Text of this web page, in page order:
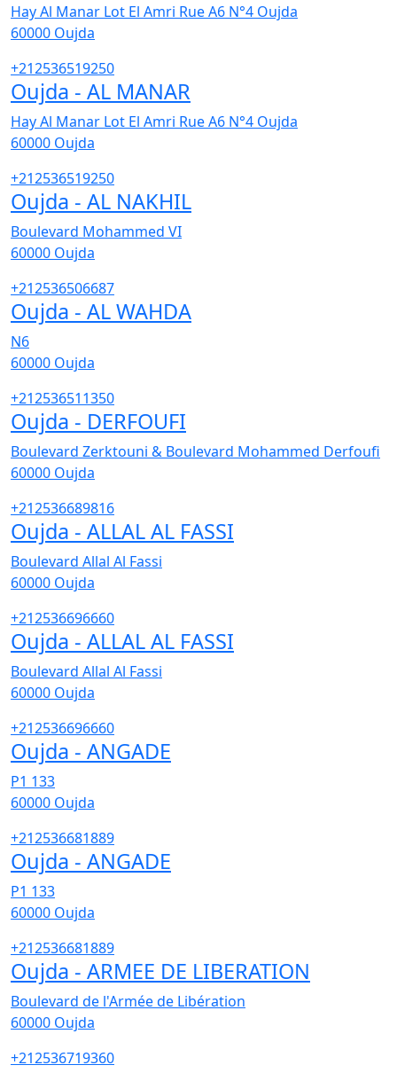
Hay Al Manar Lot El Amri Rue A6 N°4 Oujda
60000 Oujda
+212536519250
Oujda - AL MANAR
Hay Al Manar Lot El Amri Rue A6 N°4 Oujda
60000 Oujda
+212536519250
Oujda - AL NAKHIL
Boulevard Mohammed VI
60000 Oujda
+212536506687
Oujda - AL WAHDA
N6
60000 Oujda
+212536511350
Oujda - DERFOUFI
Boulevard Zerktouni & Boulevard Mohammed Derfoufi
60000 Oujda
+212536689816
Oujda - ALLAL AL FASSI
Boulevard Allal Al Fassi
60000 Oujda
+212536696660
Oujda - ALLAL AL FASSI
Boulevard Allal Al Fassi
60000 Oujda
+212536696660
Oujda - ANGADE
P1 133
60000 Oujda
+212536681889
Oujda - ANGADE
P1 133
60000 Oujda
+212536681889
Oujda - ARMEE DE LIBERATION
Boulevard de l'Armée de Libération
60000 Oujda
+212536719360